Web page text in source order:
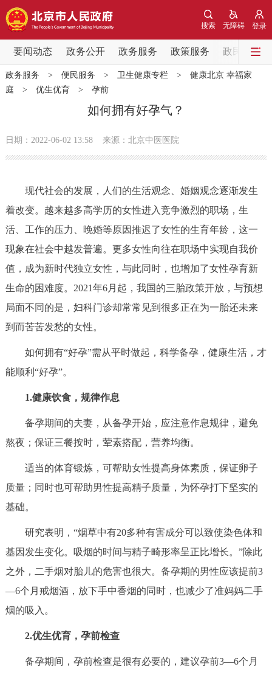
登录
无障碍
搜索
要闻动态 政务公开 政务服务 政策服务 政民互动
要闻动态
党中央精神 国务院信息 中央部委动态
会议信息
各区热点
政务公开
市领导 机构职能 政策服务
政策兑现 政策解读 回应关切
决策公开 专题公开
个人服务 法人服务 部门服务
中介服务 阳光政务
12345网上接诉即办 我要咨询 我要建议
走进北京
绿色北京
政务服务 > 便民服务 > 卫生健康专栏> 健康北京 幸福家
庭 > 优生优育 > 孕前
如何拥有好孕气？
日期：2022-06-02 13:58 来源：北京中医医院
现代社会的发展，人们的生活观念、婚姻观念逐渐发生
着改变。越来越多高学历的女性进入竞争激烈的职场，生
活、工作的压力、晚婚等原因推迟了女性的生育年龄，这一
现象在社会中越发普遍。更多女性向往在职场中实现自我价
值，成为新时代独立女性，与此同时，也增加了女性孕育新
生命的困难度。2021年6月起，我国的三胎政策开放，与预想
局面不同的是，妇科门诊却常常见到很多正在为一胎还未来
到而苦苦发愁的女性。
如何拥有“好孕”需从平时做起，科学备孕，健康生活，才
能顺利“好孕”。
1.健康饮食，规律作息
备孕期间的夫妻，从备孕开始，应注意作息规律，避免
熬夜；保证三餐按时，荤素搭配，营养均衡。
适当的体育锻炼，可帮助女性提高身体素质，保证卵子
质量；同时也可帮助男性提高精子质量，为怀孕打下坚实的
基础。
研究表明，“烟草中有20多种有害成分可以致使染色体和
基因发生变化。吸烟的时间与精子畸形率呈正比增长。”除此
之外，二手烟对胎儿的危害也很大。备孕期的男性应该提前3
—6个月戒烟酒，放下手中香烟的同时，也减少了准妈妈二手
烟的吸入。
2.优生优育，孕前检查
备孕期间，孕前检查是很有必要的，建议孕前3—6个月